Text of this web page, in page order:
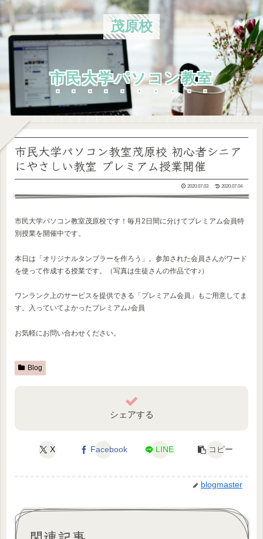
茂原校
市民大学パソコン教室
市民大学パソコン教室茂原校 初心者シニア
にやさしい教室 プレミアム授業開催
2020.07.03 2020.07.04
市民大学パソコン教室茂原校です！毎月2日間に分けてプレミアム会員特
別授業を開催中です。
本日は「オリジナルタンブラーを作ろう」。参加された会員さんがワード
を使って作成する授業です。（写真は生徒さんの作品です♪）
ワンランク上のサービスを提供できる「プレミアム会員」もご用意してま
す。入っていてよかったプレミアム♪会員
お気軽にお問い合わせください。
Blog
シェアする
X Facebook LINE コピー
blogmaster